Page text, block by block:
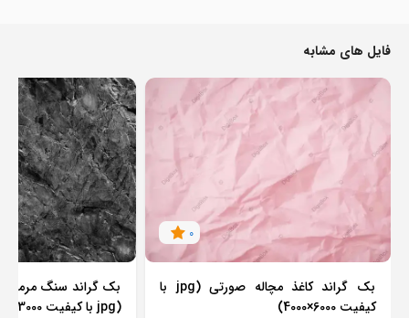
فایل های مشابه
0
بک گراند کاغذ مچاله صورتی (jpg با
کیفیت 6000×4000)
بک گراند سنگ مرمر
(jpg با کیفیت 3000×4600)